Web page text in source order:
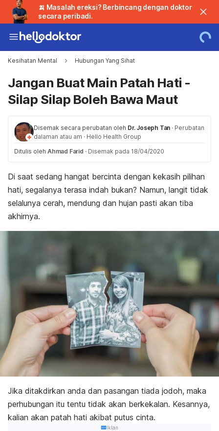
🍌 Masalah ereksi? Berbincang dengan doktor
secara peribadi.
Kesihatan Mental Hubungan Yang Sihat
Jangan Buat Main Patah Hati -
Silap Silap Boleh Bawa Maut
Disemak secara perubatan oleh Dr. Joseph Tan · Perubatan
dalaman atau am · Hello Health Group
Ditulis oleh Ahmad Farid · Disemak pada 18/04/2020
Di saat sedang hangat bercinta dengan kekasih pilihan
hati, segalanya terasa indah bukan? Namun, langit tidak
selalunya cerah, mendung dan hujan pasti akan tiba
akhirnya.
Jika ditakdirkan anda dan pasangan tiada jodoh, maka
perhubungan itu tentu tidak akan berkekalan. Kesannya,
kalian akan patah hati akibat putus cinta.
Iklan